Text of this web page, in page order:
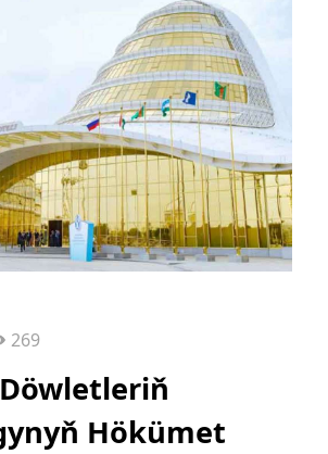
269
Hökümet